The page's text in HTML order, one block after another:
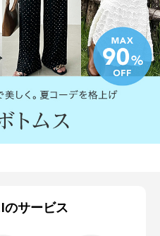
サービス